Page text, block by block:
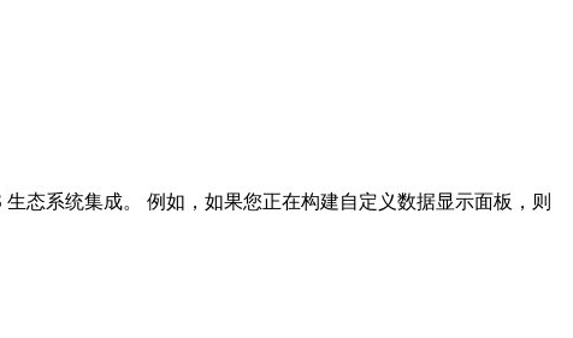
态系统集成。 例如，如果您正在构建自定义数据显示面板，则